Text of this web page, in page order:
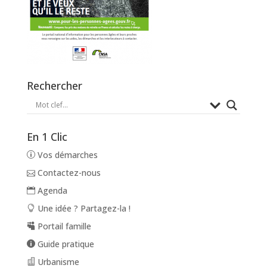
Rechercher
En 1 Clic
Vos démarches
Contactez-nous
Agenda
Une idée ? Partagez-la !
Portail famille
Guide pratique
Urbanisme